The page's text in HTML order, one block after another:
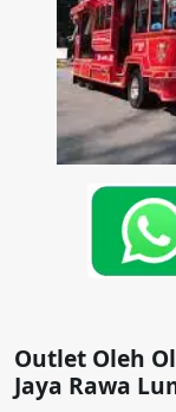
Outlet Oleh
Jaya Rawa